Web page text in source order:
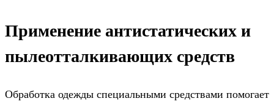
Применение антистатических и
пылеотталкивающих средств
Обработка одежды специальными средствами помогает